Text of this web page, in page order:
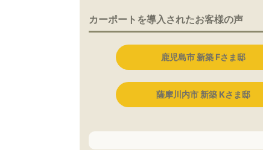
カーポートを導入されたお客様の声
鹿児島市 新築 Fさま邸
薩摩川内市 新築 Kさま邸